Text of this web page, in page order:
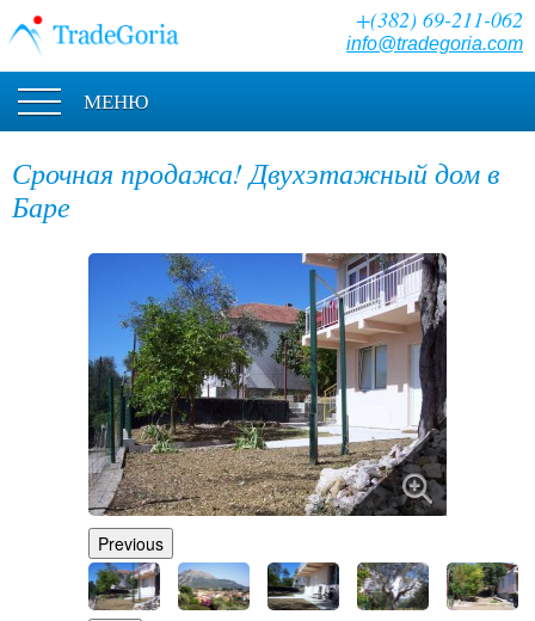
+(382) 69-211-062
info@tradegoria.com
МЕНЮ
Срочная продажа! Двухэтажный дом в
Баре
Previous